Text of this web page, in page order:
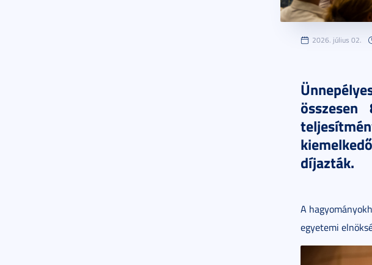
2026. július 02.
díjazták.
A
egyetemi